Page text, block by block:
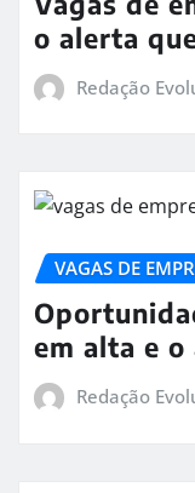
o alerta
Redação
VAGAS DE
em alta e o
Redação